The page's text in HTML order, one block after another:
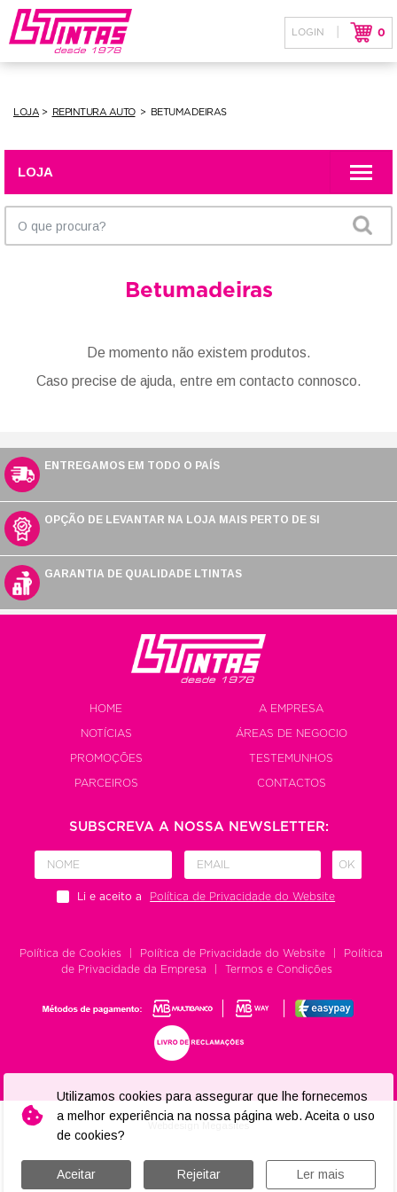
NOTÍCIAS
CONTACTOS
0
LOGIN
LOJA REPINTURA AUTO BETUMADEIRAS
LOJA
Betumadeiras
De momento não existem produtos.
Caso precise de ajuda, entre em contacto connosco.
ENTREGAMOS EM TODO O PAÍS
OPÇÃO DE LEVANTAR NA LOJA MAIS PERTO DE SI
GARANTIA DE QUALIDADE LTINTAS
HOME A EMPRESA
NOTÍCIAS ÁREAS DE NEGOCIO
PROMOÇÕES TESTEMUNHOS
PARCEIROS CONTACTOS
SUBSCREVA A NOSSA NEWSLETTER:
OK
Li e aceito a Política de Privacidade do Website
Política de Cookies Política de Privacidade do Website
Política
de Privacidade da Empresa
Termos e Condições
Megasites
Utilizamos cookies para assegurar que lhe fornecemos
a melhor experiência na nossa página web. Aceita o uso
de cookies?
Aceitar Rejeitar Ler mais